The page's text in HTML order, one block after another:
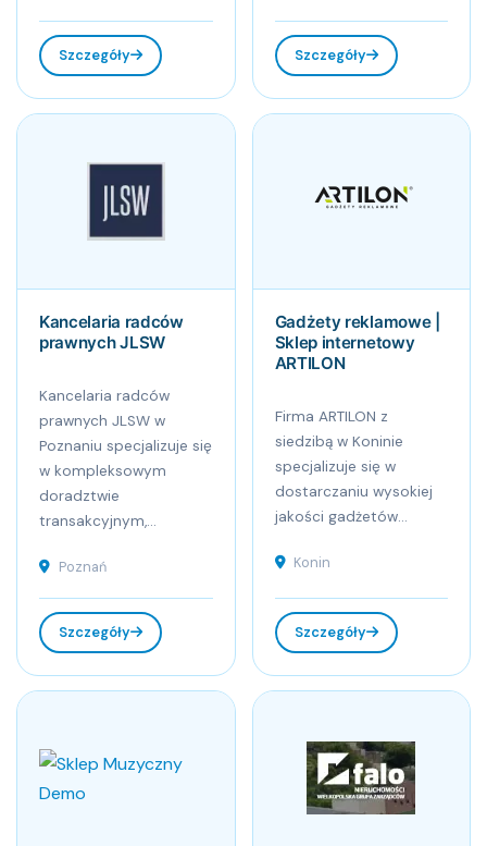
Szczegóły Szczegóły
Kancelaria radców
prawnych JLSW
Kancelaria radców
prawnych JLSW w
Poznaniu specjalizuje się
w kompleksowym
doradztwie
transakcyjnym,...
Poznań
Szczegóły
Gadżety reklamowe |
Sklep internetowy
ARTILON
Firma ARTILON z
siedzibą w Koninie
specjalizuje się w
dostarczaniu wysokiej
jakości gadżetów...
Konin
Szczegóły